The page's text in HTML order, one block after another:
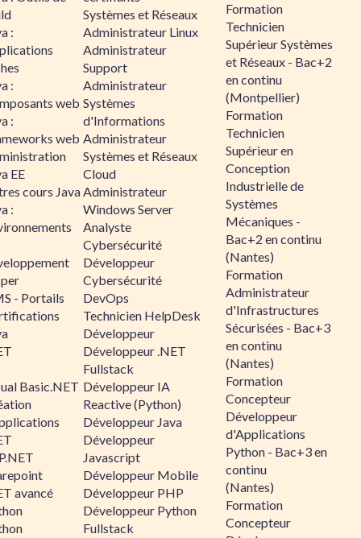
:
:
web
:
web
EE
cours Java
:
- Portails
Basic.NET
avancé
Systèmes et Réseaux
Administrateur Linux
Administrateur
Support
Administrateur
Systèmes
d'Informations
Administrateur
Systèmes et Réseaux
Cloud
Administrateur
Windows Server
Analyste
Cybersécurité
Développeur
Cybersécurité
DevOps
Technicien HelpDesk
Développeur
Développeur .NET
Fullstack
Développeur IA
Reactive (Python)
Développeur Java
Développeur
Javascript
Développeur Mobile
Développeur PHP
Développeur Python
Fullstack
Formation
Technicien
Supérieur Systèmes
et Réseaux - Bac+2
en continu
(Montpellier)
Formation
Technicien
Supérieur en
Conception
Industrielle de
Systèmes
Mécaniques -
Bac+2 en continu
(Nantes)
Formation
Administrateur
d'Infrastructures
Sécurisées - Bac+3
en continu
(Nantes)
Formation
Concepteur
Développeur
d'Applications
Python - Bac+3 en
continu
(Nantes)
Formation
Concepteur